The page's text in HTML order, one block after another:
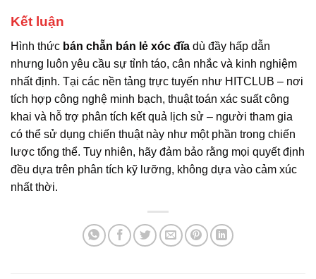
Kết luận
Hình thức bán chẵn bán lẻ xóc đĩa dù đầy hấp dẫn
nhưng luôn yêu cầu sự tỉnh táo, cân nhắc và kinh nghiệm
nhất định. Tại các nền tảng trực tuyến như HITCLUB – nơi
tích hợp công nghệ minh bạch, thuật toán xác suất công
khai và hỗ trợ phân tích kết quả lịch sử – người tham gia
có thể sử dụng chiến thuật này như một phần trong chiến
lược tổng thể. Tuy nhiên, hãy đảm bảo rằng mọi quyết định
đều dựa trên phân tích kỹ lưỡng, không dựa vào cảm xúc
nhất thời.